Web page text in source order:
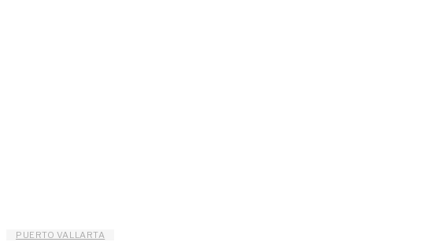
PUERTO VALLARTA